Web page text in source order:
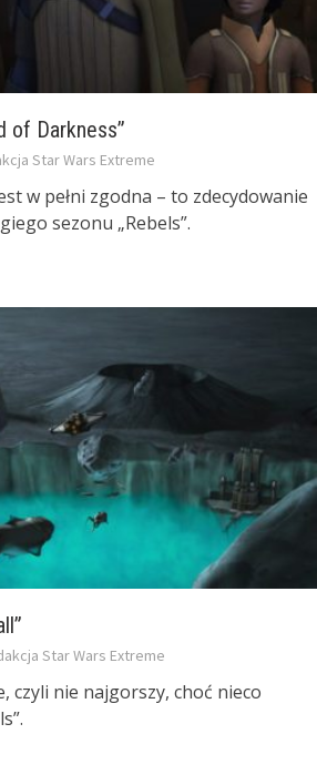
of Darkness”
Star Wars Extreme
w pełni zgodna – to zdecydowanie
sezonu „Rebels”.
Star Wars Extreme
czyli nie najgorszy, choć nieco